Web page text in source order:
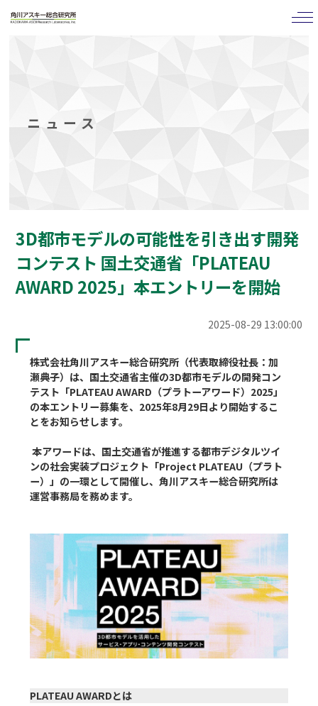
ニュース
3D都市モデルの可能性を引き出す開発
コンテスト 国土交通省「PLATEAU
AWARD 2025」本エントリーを開始
2025-08-29 13:00:00
株式会社角川アスキー総合研究所（代表取締役社長：加
瀬典子）は、国土交通省主催の3D都市モデルの開発コン
テスト「PLATEAU AWARD（プラトーアワード）2025」
の本エントリー募集を、2025年8月29日より開始するこ
とをお知らせします。
本アワードは、国土交通省が推進する都市デジタルツイ
ンの社会実装プロジェクト「Project PLATEAU（プラト
ー）」の一環として開催し、角川アスキー総合研究所は
運営事務局を務めます。
PLATEAU AWARDとは